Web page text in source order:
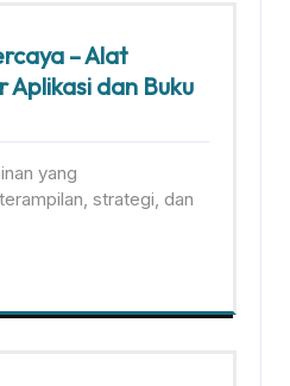
– Alat
Aplikasi dan Buku
yang
strategi, dan